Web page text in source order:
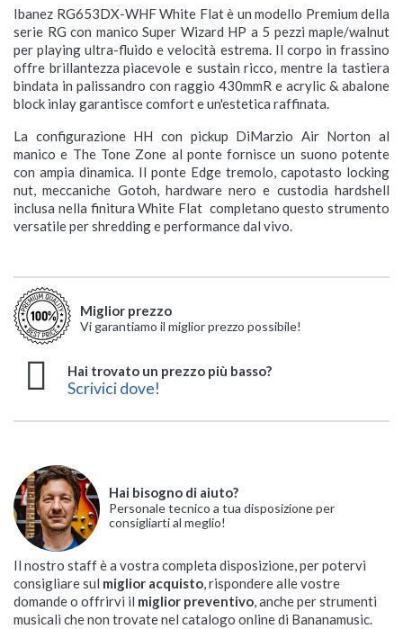
Ibanez RG653DX-WHF White Flat è un modello Premium della
serie RG con manico Super Wizard HP a 5 pezzi maple/walnut
per playing ultra-fluido e velocità estrema. Il corpo in frassino
offre brillantezza piacevole e sustain ricco, mentre la tastiera
bindata in palissandro con raggio 430mmR e acrylic & abalone
block inlay garantisce comfort e un'estetica raffinata.
La configurazione HH con pickup DiMarzio Air Norton al
manico e The Tone Zone al ponte fornisce un suono potente
con ampia dinamica. Il ponte Edge tremolo, capotasto locking
nut, meccaniche Gotoh, hardware nero e custodia hardshell
inclusa nella finitura White Flat completano questo strumento
versatile per shredding e performance dal vivo.
Miglior prezzo
Vi garantiamo il miglior prezzo possibile!
Hai trovato un prezzo più basso?
Scrivici dove!
Hai bisogno di aiuto?
Personale tecnico a tua disposizione per
consigliarti al meglio!
Il nostro staff è a vostra completa disposizione, per potervi
consigliare sul miglior acquisto, rispondere alle vostre
domande o offrirvi il miglior preventivo, anche per strumenti
musicali che non trovate nel catalogo online di Bananamusic.